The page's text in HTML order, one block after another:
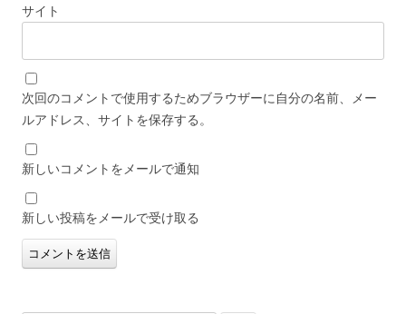
サイト
次回のコメントで使用するためブラウザーに自分の名前、メー
ルアドレス、サイトを保存する。
新しいコメントをメールで通知
新しい投稿をメールで受け取る